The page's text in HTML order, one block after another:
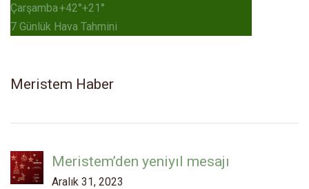
Çarşamba+42°+21°
7 Günlük Hava Tahmini
Meristem Haber
Meristem’den yeniyıl mesajı
Aralık 31, 2023